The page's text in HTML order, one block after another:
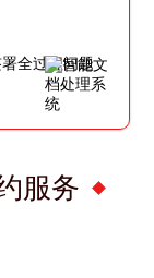
服务
全过程问题